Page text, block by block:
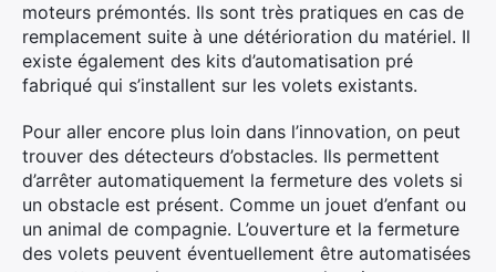
moteurs prémontés. Ils sont très pratiques en cas de
remplacement suite à une détérioration du matériel. Il
existe également des kits d’automatisation pré
fabriqué qui s’installent sur les volets existants.
Pour aller encore plus loin dans l’innovation, on peut
trouver des détecteurs d’obstacles. Ils permettent
d’arrêter automatiquement la fermeture des volets si
un obstacle est présent. Comme un jouet d’enfant ou
un animal de compagnie. L’ouverture et la fermeture
des volets peuvent éventuellement être automatisées